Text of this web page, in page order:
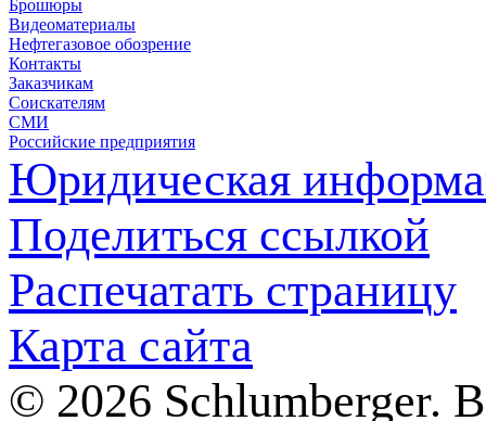
Брошюры
Видеоматериалы
Нефтегазовое обозрение
Контакты
Заказчикам
Соискателям
СМИ
Российские предприятия
Юридическая
Поделиться ссылкой
Распечатать страницу
Карта сайта
© 2026 Schlumberger.